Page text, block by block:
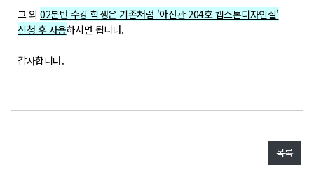
POLARIS LOS
경진대회
그 외 02분반 수강 학생은 기존처럼 '아산관 204호 캡스톤디자인실'
신청 후 사용하시면 됩니다.
감사합니다.
목록